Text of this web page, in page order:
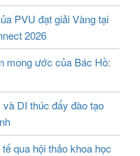
PVU đạt giải Vàng tại
2026
mong ước của Bác Hồ:
DI thúc đẩy đào tạo
qua hội thảo khoa học